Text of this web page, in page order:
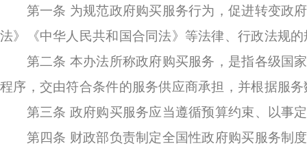
第一条 为规范政府购买服务行为，促进转变政府
法》《中华人民共和国合同法》等法律、行政法规
第二条 本办法所称政府购买服务，是指各级国家
程序，交由符合条件的服务供应商承担，并根据服
第三条 政府购买服务应当遵循预算约束、以事
第四条 财政部负责制定全国性政府购买服务制